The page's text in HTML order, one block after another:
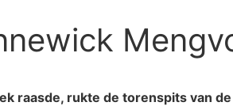
raasde, rukte de torenspits van